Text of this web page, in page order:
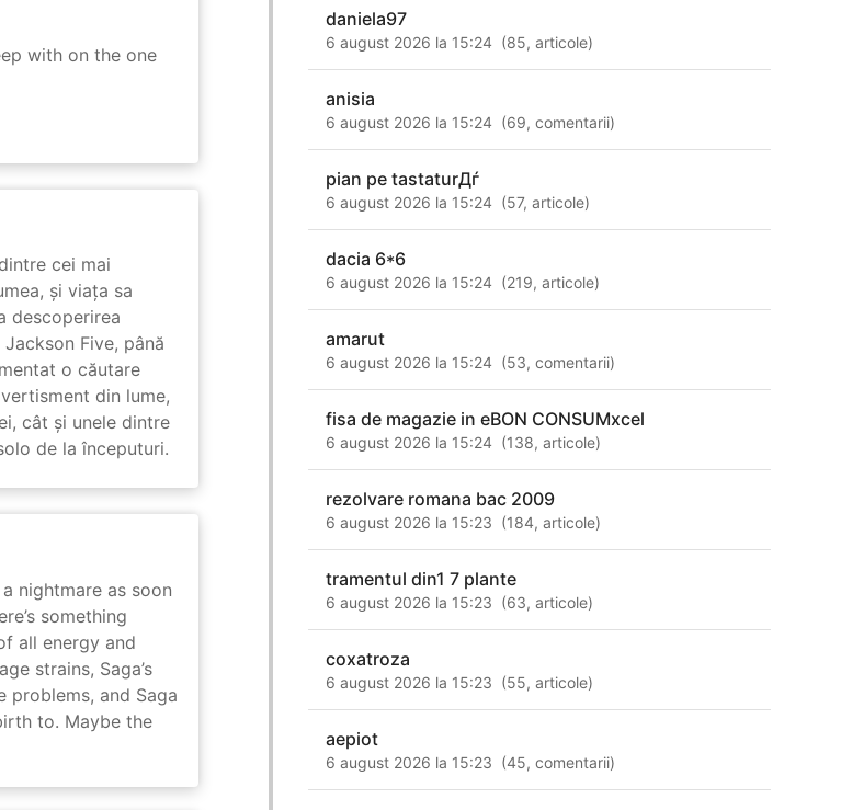
with on the one
cei mai
și viața sa
descoperirea
Five, până
o căutare
din lume,
cât și unele dintre
de la începuturi.
nightmare as soon
something
all energy and
strains, Saga’s
problems, and Saga
to. Maybe the
daniela97
6 august 2026 la 15:24 (85,articole)
anisia
6 august 2026 la 15:24 (69,comentarii)
pian pe tastaturДѓ
6 august 2026 la 15:24 (57,articole)
dacia 6*6
6 august 2026 la 15:24 (219,articole)
amarut
6 august 2026 la 15:24 (53,comentarii)
fisa de magazie in eBON CONSUMxcel
6 august 2026 la 15:24 (138,articole)
rezolvare romana bac 2009
6 august 2026 la 15:23 (184,articole)
tramentul din1 7 plante
6 august 2026 la 15:23 (63,articole)
coxatroza
6 august 2026 la 15:23 (55,articole)
aepiot
6 august 2026 la 15:23 (45,comentarii)